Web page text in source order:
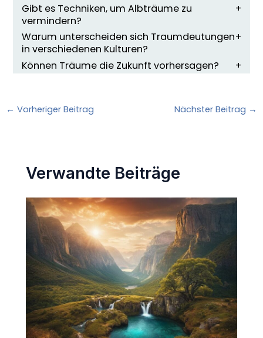
Gibt es Techniken, um Albträume zu
vermindern?
Warum unterscheiden sich Traumdeutungen
in verschiedenen Kulturen?
Können Träume die Zukunft vorhersagen?
← Vorheriger Beitrag Nächster Beitrag →
Verwandte Beiträge